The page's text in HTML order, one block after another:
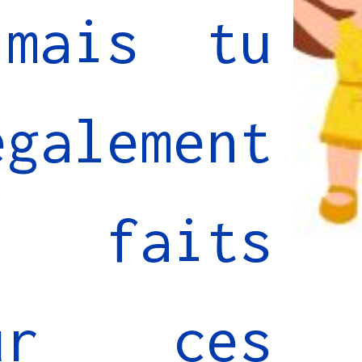
tu
ces
tu
ces